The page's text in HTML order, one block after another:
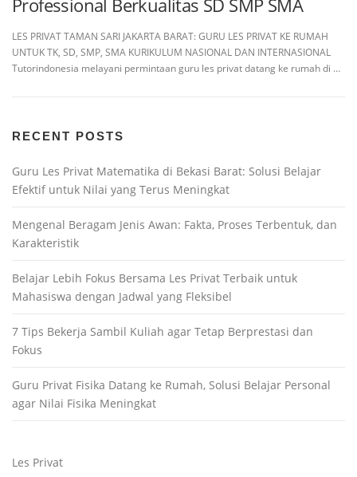
Professional Berkualitas SD SMP SMA
LES PRIVAT TAMAN SARI JAKARTA BARAT: GURU LES PRIVAT KE RUMAH
UNTUK TK, SD, SMP, SMA KURIKULUM NASIONAL DAN INTERNASIONAL
Tutorindonesia melayani permintaan guru les privat datang ke rumah di …
RECENT POSTS
Guru Les Privat Matematika di Bekasi Barat: Solusi Belajar
Efektif untuk Nilai yang Terus Meningkat
Mengenal Beragam Jenis Awan: Fakta, Proses Terbentuk, dan
Karakteristik
Belajar Lebih Fokus Bersama Les Privat Terbaik untuk
Mahasiswa dengan Jadwal yang Fleksibel
7 Tips Bekerja Sambil Kuliah agar Tetap Berprestasi dan
Fokus
Guru Privat Fisika Datang ke Rumah, Solusi Belajar Personal
agar Nilai Fisika Meningkat
Les Privat